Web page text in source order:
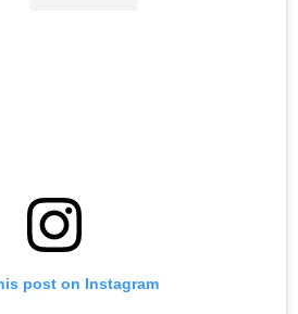
post on Instagram